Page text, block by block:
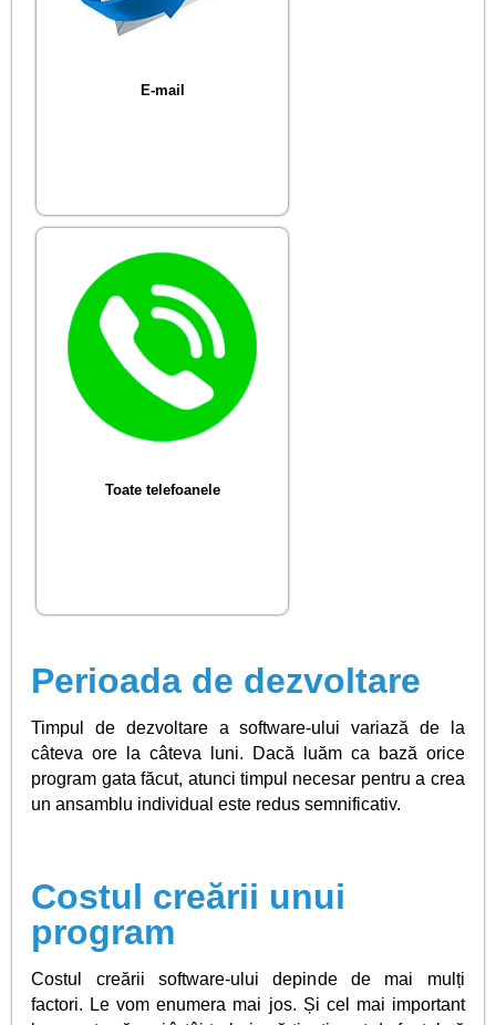
E-mail
Toate telefoanele
Perioada de dezvoltare
Timpul de dezvoltare a software-ului variază de la
câteva ore la câteva luni. Dacă luăm ca bază orice
program gata făcut, atunci timpul necesar pentru a crea
un ansamblu individual este redus semnificativ.
Costul creării unui
program
Costul creării software-ului depinde de mai mulți
factori. Le vom enumera mai jos. Și cel mai important